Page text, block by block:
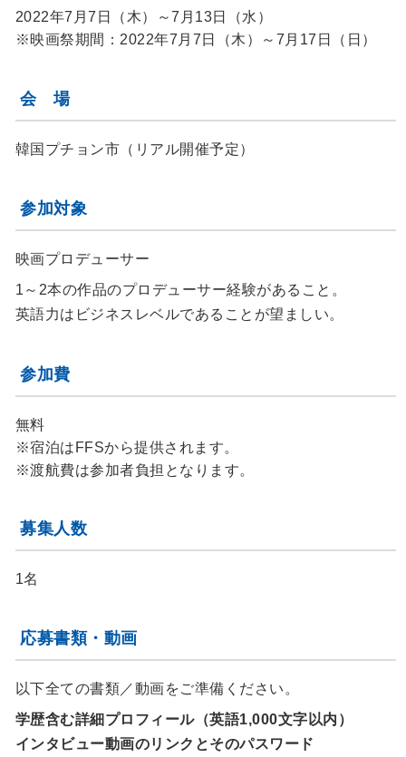
2022年7月7日（木）～7月13日（水）
※映画祭期間：2022年7月7日（木）～7月17日（日）
会 場
韓国プチョン市（リアル開催予定）
参加対象
映画プロデューサー
1～2本の作品のプロデューサー経験があること。
英語力はビジネスレベルであることが望ましい。
参加費
無料
※宿泊はFFSから提供されます。
※渡航費は参加者負担となります。
募集人数
1名
応募書類・動画
以下全ての書類／動画をご準備ください。
学歴含む詳細プロフィール（英語1,000文字以内）
インタビュー動画のリンクとそのパスワード